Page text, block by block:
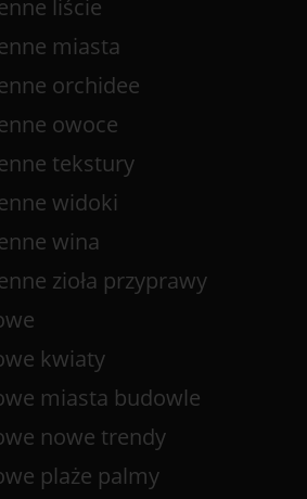
liście
miasta
orchidee
owoce
tekstury
widoki
wina
zioła przyprawy
kwiaty
miasta budowle
nowe trendy
plaże palmy